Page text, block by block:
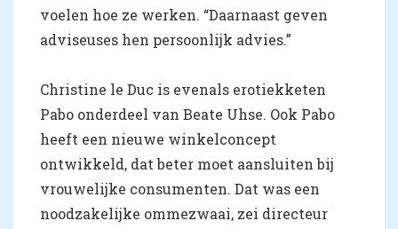
voelen hoe ze werken. “Daarnaast geven
adviseuses hen persoonlijk advies.”
Christine le Duc is evenals erotiekketen
Pabo onderdeel van Beate Uhse. Ook Pabo
heeft een nieuwe winkelconcept
ontwikkeld, dat beter moet aansluiten bij
vrouwelijke consumenten. Dat was een
noodzakelijke ommezwaai, zei directeur